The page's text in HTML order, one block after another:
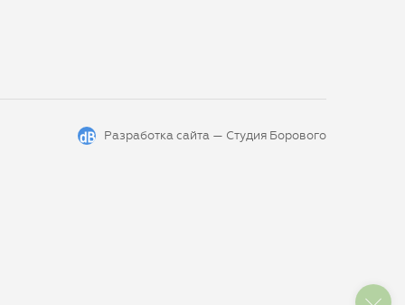
Разработка сайта — Студия Борового